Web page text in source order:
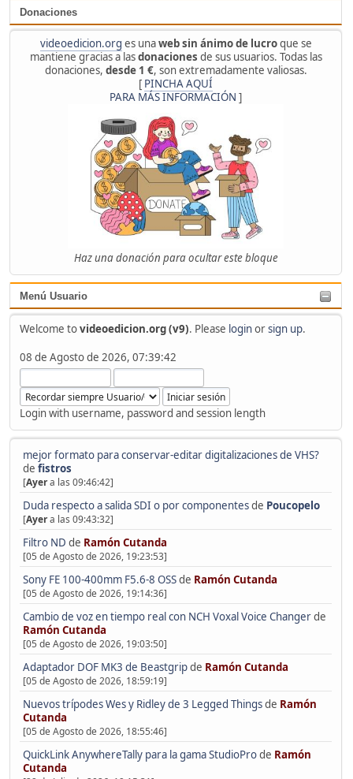
Donaciones
videoedicion.org es unaweb sin ánimo de lucroque se
mantiene gracias a lasdonaciones de sus usuarios. Todas las
donaciones, desde 1 €, son extremadamente valiosas.
[ PINCHA AQUÍ
PARA MÁS INFORMACIÓN ]
Haz una donación para ocultar este bloque
Menú Usuario
Welcome tovideoedicion.org (v9). Please loginorsign up.
08 de Agosto de 2026, 07:39:42
Login with username, password and session length
mejor formato para conservar-editar digitalizaciones de VHS?
de fistros
[Ayera las 09:46:42]
Duda respecto a salida SDI o por componentesde Poucopelo
[Ayera las 09:43:32]
Filtro ND de Ramón Cutanda
[05 de Agosto de 2026, 19:23:53]
Sony FE 100-400mm F5.6-8 OSSde Ramón Cutanda
[05 de Agosto de 2026, 19:14:36]
Cambio de voz en tiempo real con NCH Voxal Voice Changerde
Ramón Cutanda
[05 de Agosto de 2026, 19:03:50]
Adaptador DOF MK3 de Beastgripde Ramón Cutanda
[05 de Agosto de 2026, 18:59:19]
Nuevos trípodes Wes y Ridley de 3 Legged Thingsde Ramón
Cutanda
[05 de Agosto de 2026, 18:55:46]
QuickLink AnywhereTally para la gama StudioProde Ramón
Cutanda